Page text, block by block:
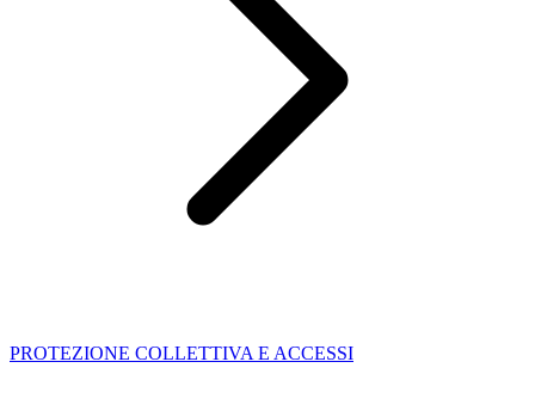
PROTEZIONE COLLETTIVA E ACCESSI